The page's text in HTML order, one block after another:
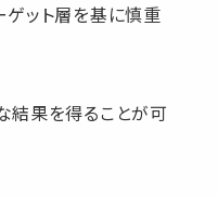
ゲット層を基に慎重
結果を得ることが可